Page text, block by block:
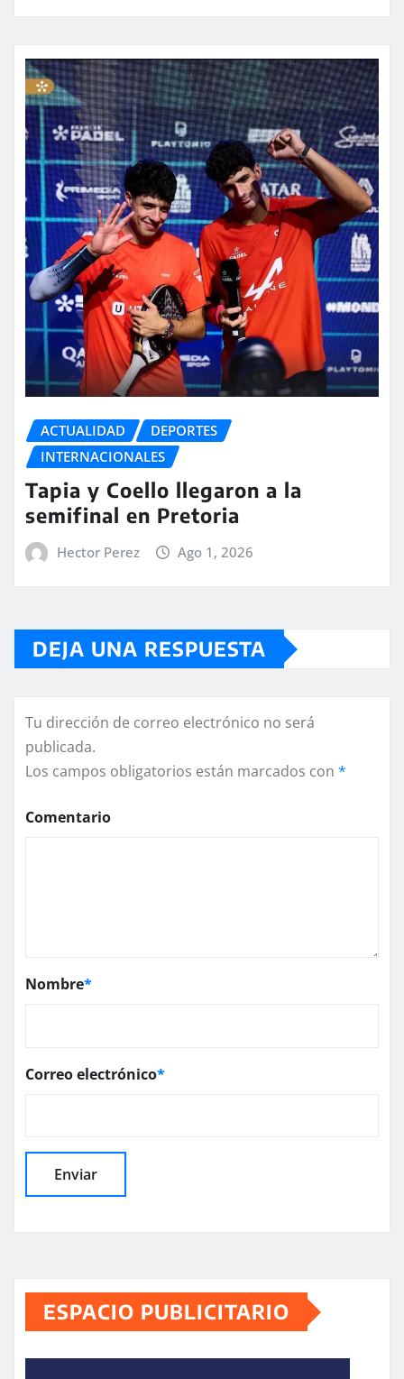
ACTUALIDAD
DEPORTES
INTERNACIONALES
Tapia y Coello llegaron a la
semifinal en Pretoria
Hector Perez Ago 1, 2026
DEJA UNA RESPUESTA
Tu dirección de correo electrónico no será
publicada.
Los campos obligatorios están marcados con *
Comentario
Nombre*
Correo electrónico*
ESPACIO PUBLICITARIO